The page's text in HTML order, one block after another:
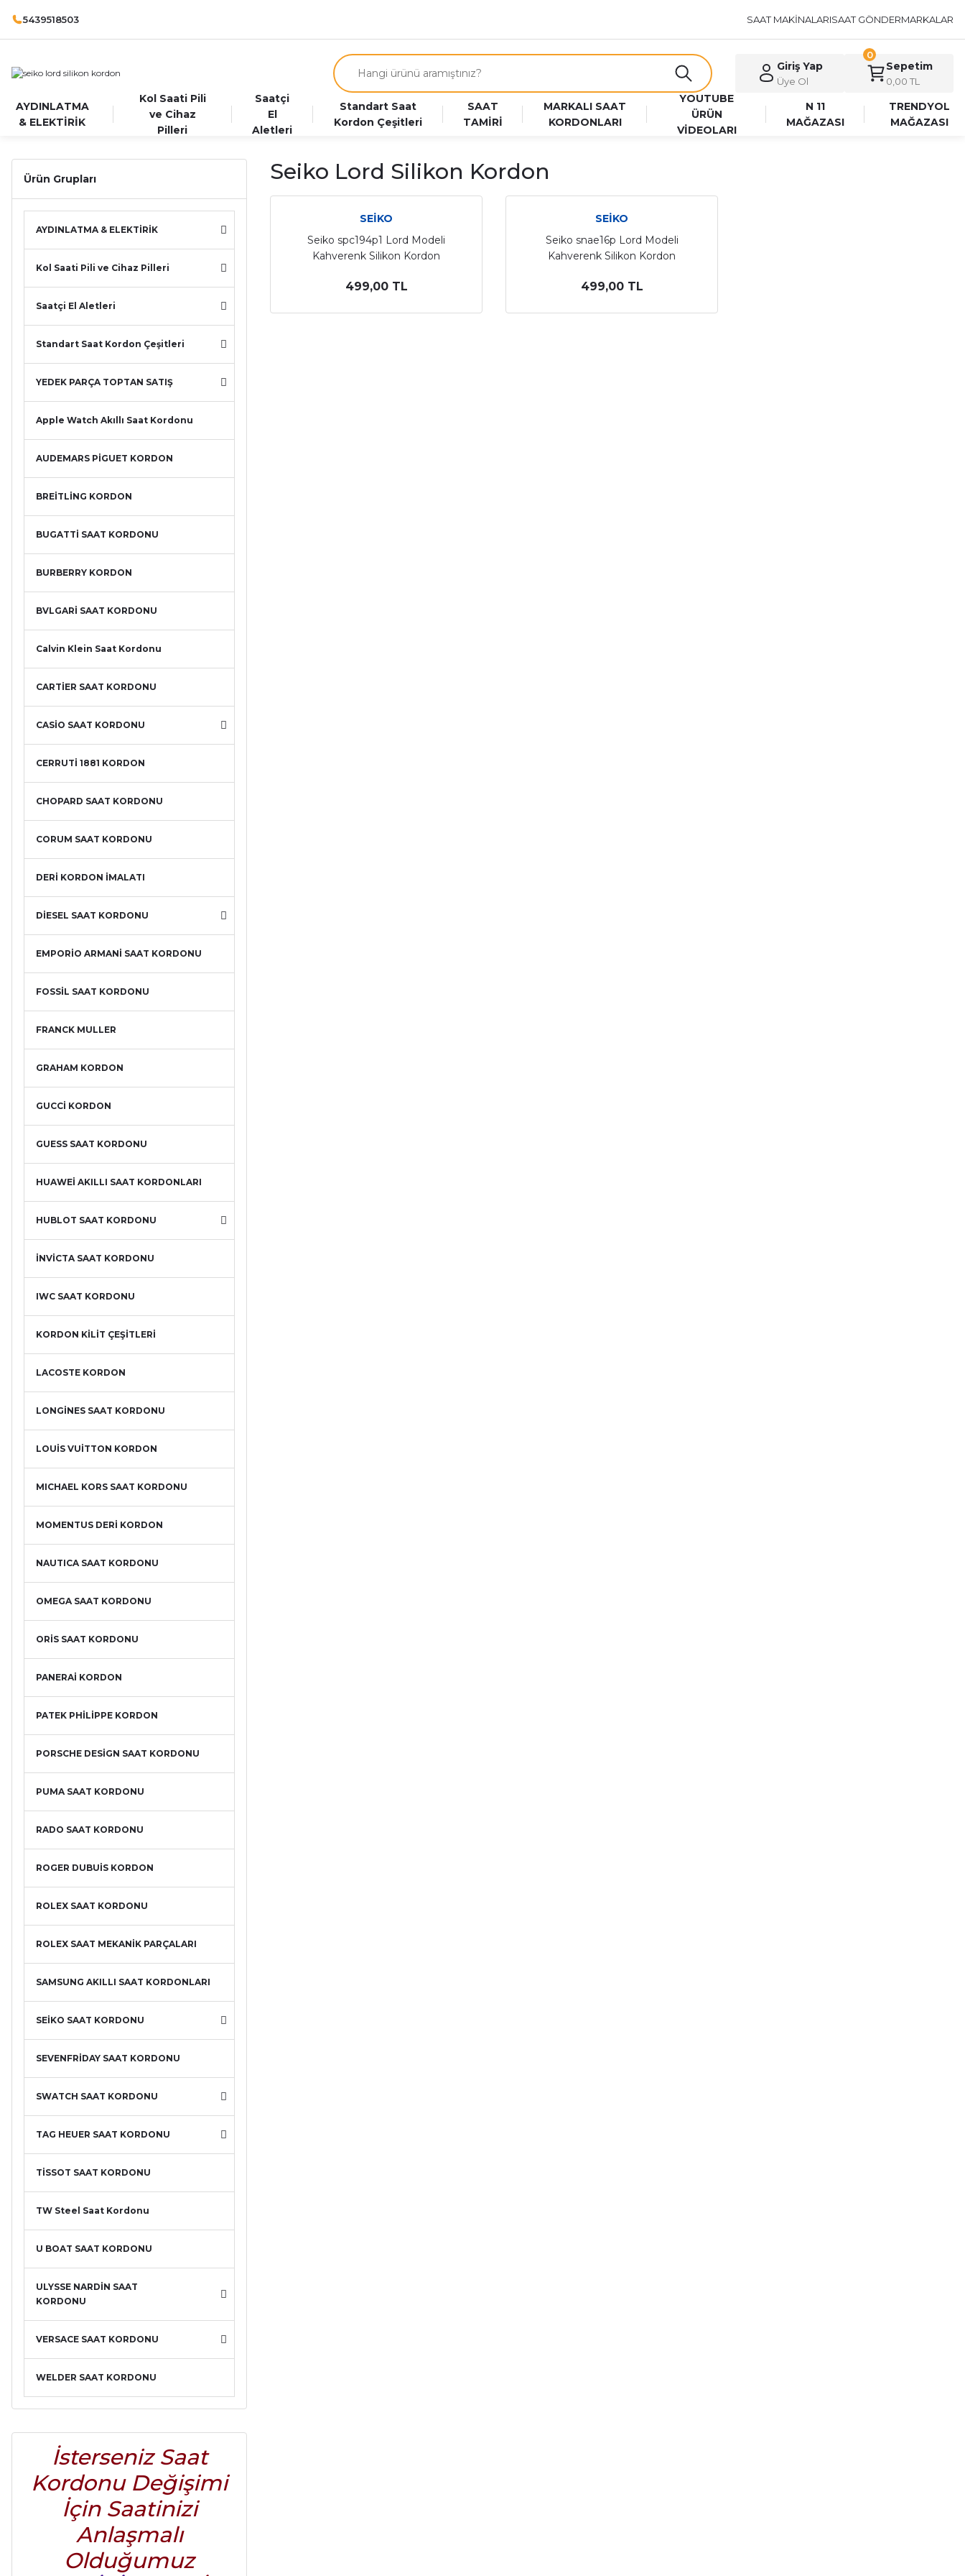
5439518503 SAAT MAKİNALARISAAT GÖNDERMARKALAR
Giriş Yap
Üye Ol
Sepetim
0,00 TL
0
AYDINLATMA
& ELEKTİRİK
Kol Saati Pili
ve Cihaz
Pilleri
Saatçi
El
Aletleri
Standart Saat
Kordon Çeşitleri
SAAT
TAMİRİ
MARKALI SAAT
KORDONLARI
YOUTUBE
ÜRÜN
VİDEOLARI
N 11
MAĞAZASI
TRENDYOL
MAĞAZASI
Ürün Grupları
AYDINLATMA & ELEKTİRİK
Kol Saati Pili ve Cihaz Pilleri
Saatçi El Aletleri
Standart Saat Kordon Çeşitleri
YEDEK PARÇA TOPTAN SATIŞ
Apple Watch Akıllı Saat Kordonu
AUDEMARS PİGUET KORDON
BREİTLİNG KORDON
BUGATTİ SAAT KORDONU
BURBERRY KORDON
BVLGARİ SAAT KORDONU
Calvin Klein Saat Kordonu
CARTİER SAAT KORDONU
CASİO SAAT KORDONU
CERRUTİ 1881 KORDON
CHOPARD SAAT KORDONU
CORUM SAAT KORDONU
DERİ KORDON İMALATI
DİESEL SAAT KORDONU
EMPORİO ARMANİ SAAT KORDONU
FOSSİL SAAT KORDONU
FRANCK MULLER
GRAHAM KORDON
GUCCİ KORDON
GUESS SAAT KORDONU
HUAWEİ AKILLI SAAT KORDONLARI
HUBLOT SAAT KORDONU
İNVİCTA SAAT KORDONU
IWC SAAT KORDONU
KORDON KİLİT ÇEŞİTLERİ
LACOSTE KORDON
LONGİNES SAAT KORDONU
LOUİS VUİTTON KORDON
MICHAEL KORS SAAT KORDONU
MOMENTUS DERİ KORDON
NAUTICA SAAT KORDONU
OMEGA SAAT KORDONU
ORİS SAAT KORDONU
PANERAİ KORDON
PATEK PHİLİPPE KORDON
PORSCHE DESİGN SAAT KORDONU
PUMA SAAT KORDONU
RADO SAAT KORDONU
ROGER DUBUİS KORDON
ROLEX SAAT KORDONU
ROLEX SAAT MEKANİK PARÇALARI
SAMSUNG AKILLI SAAT KORDONLARI
SEİKO SAAT KORDONU
SEVENFRİDAY SAAT KORDONU
SWATCH SAAT KORDONU
TAG HEUER SAAT KORDONU
TİSSOT SAAT KORDONU
TW Steel Saat Kordonu
U BOAT SAAT KORDONU
ULYSSE NARDİN SAAT
KORDONU
VERSACE SAAT KORDONU
WELDER SAAT KORDONU
İsterseniz Saat
Kordonu Değişimi
İçin Saatinizi
Anlaşmalı
Olduğumuz
Seiko Lord Silikon Kordon
SEİKO
Seiko spc194p1 Lord Modeli
Kahverenk Silikon Kordon
499,00 TL
SEİKO
Seiko snae16p Lord Modeli
Kahverenk Silikon Kordon
499,00 TL